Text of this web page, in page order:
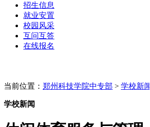
招生信息
就业安置
校园风采
互问互答
在线报名
当前位置： 郑州科技学院中专部 > 学校新闻
学校新闻